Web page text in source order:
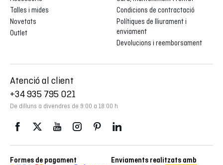
Talles i mides
Novetats
Outlet
Condicions de contractació
Polítiques de lliurament i
enviament
Devolucions i reemborsament
Atenció al client
+34 935 795 021
De dilluns a divendres de 9:00 a 18:00 h
Formes de pagament
Enviaments realitzats amb